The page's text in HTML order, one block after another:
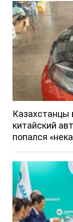
Казахстанцы
китайский
попался